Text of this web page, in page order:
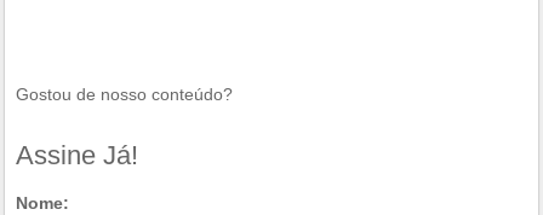
Gostou de nosso conteúdo?
Assine Já!
Nome: